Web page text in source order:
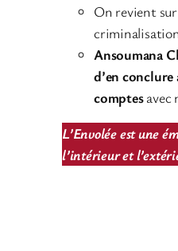
On revient sur
Ansoumana
d’en
comptesavec
L’Envolée est une
l’intérieur et